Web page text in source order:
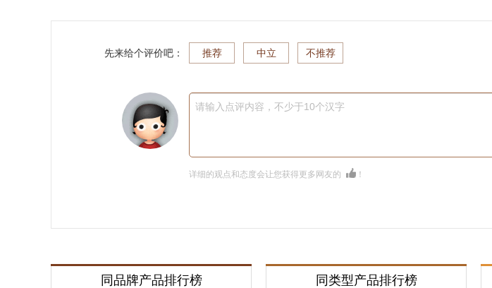
先来给个评价吧： 推荐 中立 不推荐
请输入点评内容，不少于10个汉字
详细的观点和态度会让您获得更多网友的 ！
同品牌产品排行榜 同类型产品排行榜